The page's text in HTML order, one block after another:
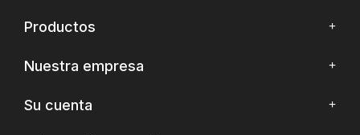
Productos
Nuestra empresa
Su cuenta